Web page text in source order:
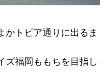
かトピア通りに出るま
ズ福岡ももちを目指し